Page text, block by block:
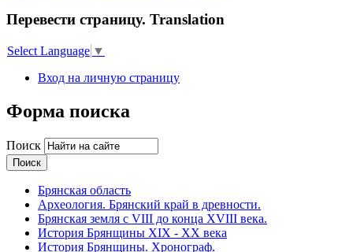
Перевести страницу. Translation
Select Language ▼
Вход на личную страницу
Форма поиска
Поиск
Брянская область
Археология. Брянский край в древности.
Брянская земля с VIII до конца XVIII века.
История Брянщины XIX - XX века
История Брянщины. Хронограф.